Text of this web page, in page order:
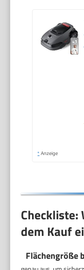
* Anzeige
Checkliste:
dem Kauf
Flächengröße